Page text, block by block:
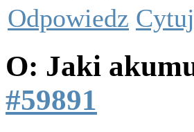
Odpowiedz Cytuj
O: Jaki
#59891